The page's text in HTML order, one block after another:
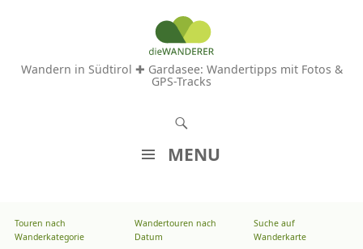
Wandern in Südtirol ✚ Gardasee: Wandertipps mit Fotos &
GPS-Tracks
MENU
M
Touren nach
Wanderkategorie
Wandertouren nach
Datum
Wandertouren
Suche auf
Wanderkarte